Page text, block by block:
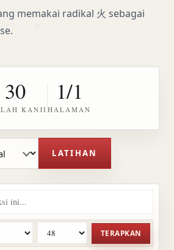
memakai radikal 火 sebagai
30
KANJI
1/1
HALAMAN
LATIHAN
TERAPKAN